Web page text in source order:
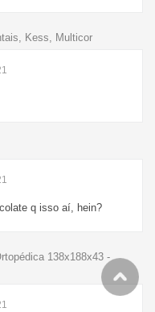
Kess, Multicor
q isso aí, hein?
138x188x43 -